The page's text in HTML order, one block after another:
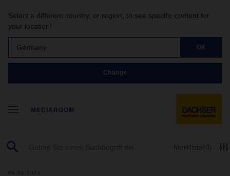
Select a different country, or region, to see specific content for
your location!
Germany OK
Change
MEDIAROOM
Merkliste(0)
04.01.2021